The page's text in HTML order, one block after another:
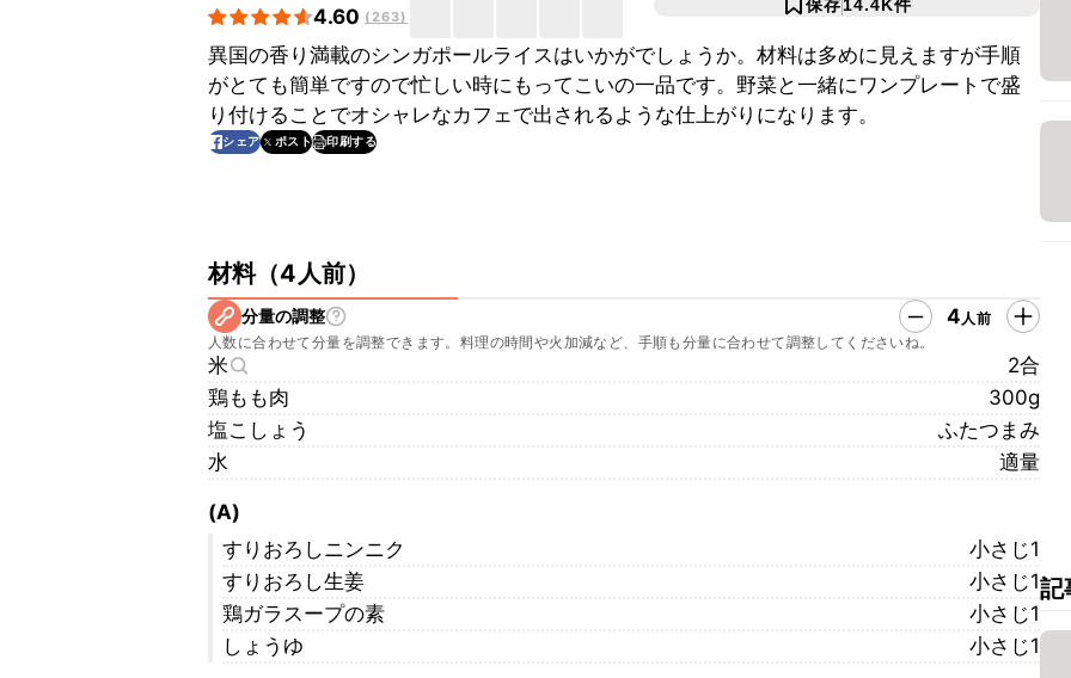
4.60 (263)
保存14.4K件
異国の香り満載のシンガポールライスはいかがでしょうか。材料は多めに見えますが手順
がとても簡単ですので忙しい時にもってこいの一品です。野菜と一緒にワンプレートで盛
り付けることでオシャレなカフェで出されるような仕上がりになります。
シェア ポスト 印刷する
材料（4人前）
分量の調整 4人前
人数に合わせて分量を調整できます。料理の時間や火加減など、手順も分量に合わせて調整してくださいね。
米
2合
鶏もも肉
300g
塩こしょう
ふたつまみ
水
適量
(A)
すりおろしニンニク
小さじ1
すりおろし生姜
小さじ1
鶏ガラスープの素
小さじ1
しょうゆ
小さじ1
記